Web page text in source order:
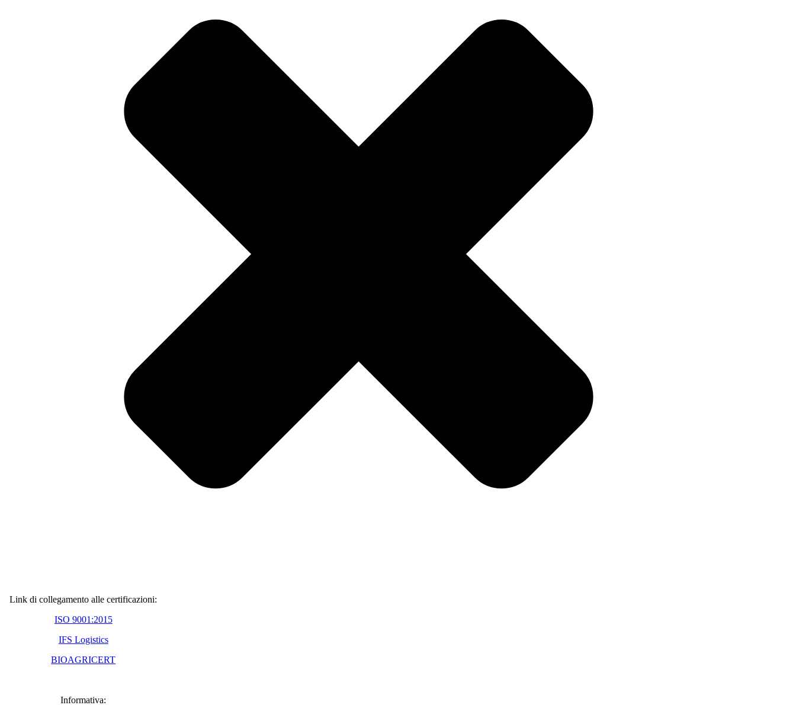
Link di collegamento alle certificazioni:
ISO 9001:2015
IFS Logistics
BIOAGRICERT
Informativa: